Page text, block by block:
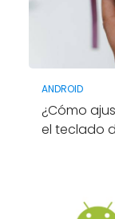
ANDROID
¿Cómo
el teclado